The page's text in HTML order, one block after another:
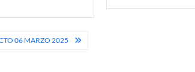
06 MARZO 2025